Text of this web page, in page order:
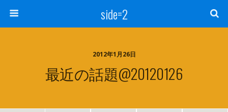
side=2
2012年1月26日
最近の話題@20120126